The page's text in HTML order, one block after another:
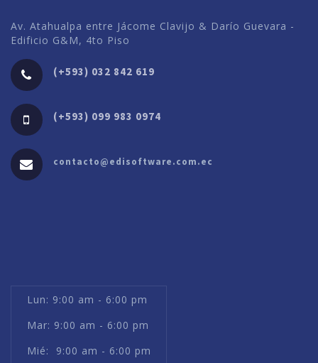
Av. Atahualpa entre Jácome Clavijo & Darío Guevara -
Edificio G&M, 4to Piso
(+593) 032 842 619
(+593) 099 983 0974
contacto@edisoftware.com.ec
Lun: 9:00 am - 6:00 pm
Mar: 9:00 am - 6:00 pm
Mié: 9:00 am - 6:00 pm